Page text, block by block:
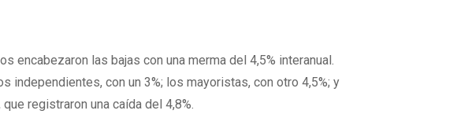
encabezaron las bajas con una merma del 4,5% interanual.
independientes, con un 3%; los mayoristas, con otro 4,5%; y
registraron una caída del 4,8%.